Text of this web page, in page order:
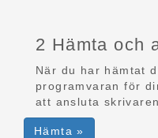
2 Hämta och
När du har hämtat
programvaran för
att ansluta skrivaren.
Hämta »